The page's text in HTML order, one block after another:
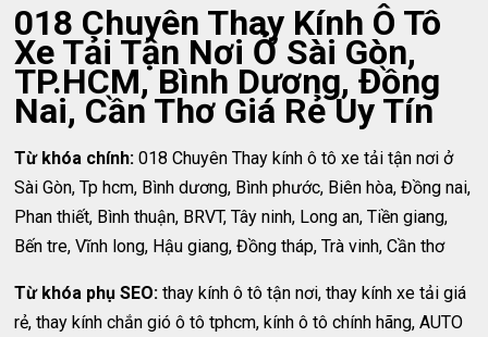
018 Chuyên Thay Kính Ô Tô
Xe Tải Tận Nơi Ở Sài Gòn,
TP.HCM, Bình Dương, Đồng
Nai, Cần Thơ Giá Rẻ Uy Tín
Từ khóa chính: 018 Chuyên Thay kính ô tô xe tải tận nơi ở
Sài Gòn, Tp hcm, Bình dương, Bình phước, Biên hòa, Đồng nai,
Phan thiết, Bình thuận, BRVT, Tây ninh, Long an, Tiền giang,
Bến tre, Vĩnh long, Hậu giang, Đồng tháp, Trà vinh, Cần thơ
Từ khóa phụ SEO: thay kính ô tô tận nơi, thay kính xe tải giá
rẻ, thay kính chắn gió ô tô tphcm, kính ô tô chính hãng, AUTO